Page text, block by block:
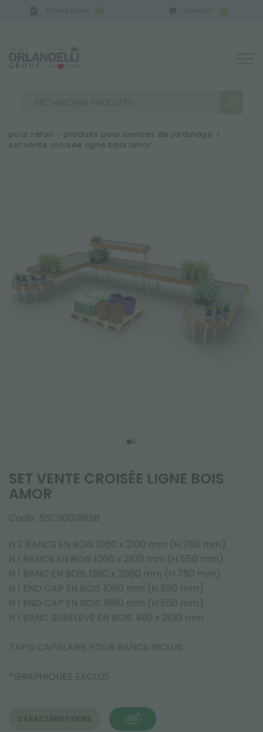
0 0
PLUS DE RÉSULTATS POUR VOUS:
pour retail – produits pour centres de jardinage >
set vente croisée ligne bois amor
SET VENTE CROISÉE LIGNE BOIS
AMOR
Code: 5SCS0001RSB
N 2 BANCS EN BOIS 1060 x 2100 mm (H 750 mm)
N 1 BANCS EN BOIS 1060 x 2100 mm (H 550 mm)
N 1 BANC EN BOIS 1260 x 2560 mm (H 750 mm)
N 1 END CAP EN BOIS 1060 mm (H 550 mm)
N 1 END CAP EN BOIS 1660 mm (H 550 mm)
N 1 BANC SURÉLEVÉ EN BOIS 490 x 2100 mm
TAPIS CAPILLAIRE POUR BANCS INCLUS
*GRAPHIQUES EXCLUS
CARACTÉRISTIQUES